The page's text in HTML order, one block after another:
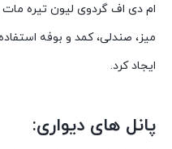
ام دی اف گردوی لیون تیره مات
میز، صندلی، کمد و بوفه
ایجاد کرد.
پانل های دیواری: